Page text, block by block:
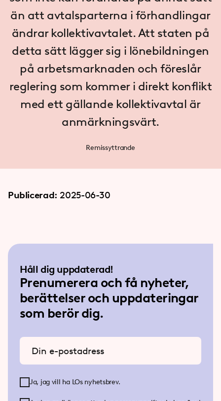
än att avtalsparterna i förhandlingar
ändrar kollektivavtalet. Att staten på
detta sätt lägger sig i lönebildningen
på arbetsmarknaden och föreslår
reglering som kommer i direkt konflikt
med ett gällande kollektivavtal är
anmärkningsvärt.
Remissyttrande
Publicerad: 2025-06-30
Håll dig uppdaterad!
Prenumerera och få nyheter,
berättelser och uppdateringar
som berör dig.
Ange din e-postadress
Ja, jag vill ha LOs nyhetsbrev.